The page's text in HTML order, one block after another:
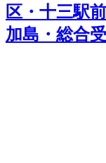
区・十三駅
加島・総合